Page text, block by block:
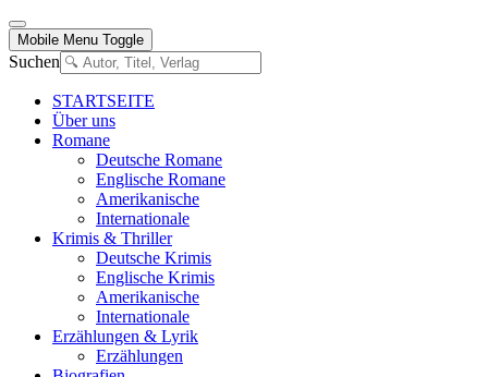
Mobile Menu Toggle
Suchen
STARTSEITE
Über uns
Romane
Deutsche Romane
Englische Romane
Amerikanische
Internationale
Krimis & Thriller
Deutsche Krimis
Englische Krimis
Amerikanische
Internationale
Erzählungen & Lyrik
Erzählungen